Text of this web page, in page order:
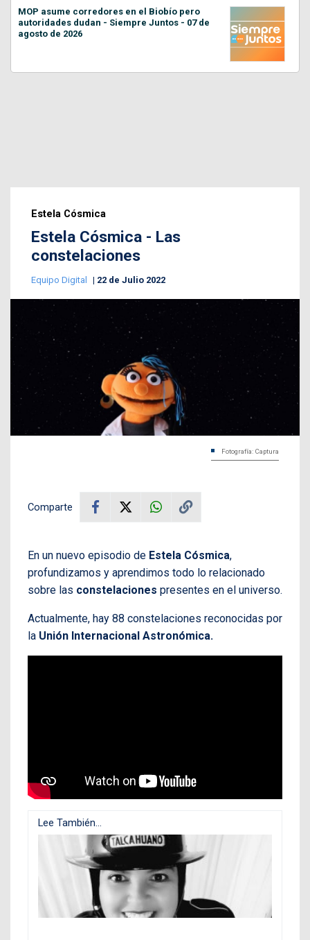
MOP asume corredores en el Biobío pero
autoridades dudan - Siempre Juntos - 07 de
agosto de 2026
Estela Cósmica
Estela Cósmica - Las
constelaciones
Equipo Digital 22 de Julio 2022
Fotografía: Captura
Comparte
En un nuevo episodio de Estela Cósmica,
profundizamos y aprendimos todo lo relacionado
sobre las constelaciones presentes en el universo.
Actualmente, hay 88 constelaciones reconocidas por
la Unión Internacional Astronómica.
Lee También...